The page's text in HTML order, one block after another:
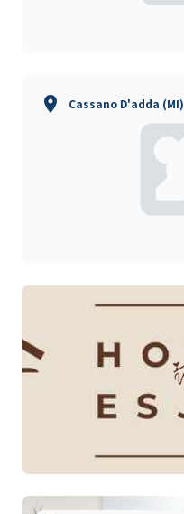
Cassano D'adda (MI)